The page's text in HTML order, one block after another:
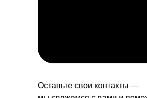
Оставьте свои контакты —